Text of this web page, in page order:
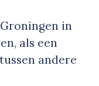
in
als een
andere